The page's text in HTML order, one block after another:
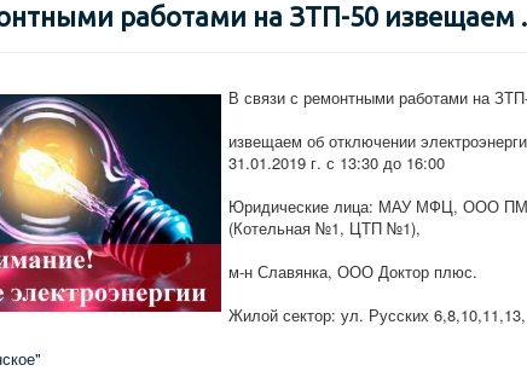
работами на ЗТП-50 извещаем
В связи с ремонтными работами на
извещаем об отключении
31.01.2019 г. с 13:30 до 16:00
Юридические лица: МАУ МФЦ, ООО ПМ
(Котельная №1, ЦТП №1),
м-н Славянка, ООО Доктор плюс.
Жилой сектор: ул. Русских 6,8,10,11,13,